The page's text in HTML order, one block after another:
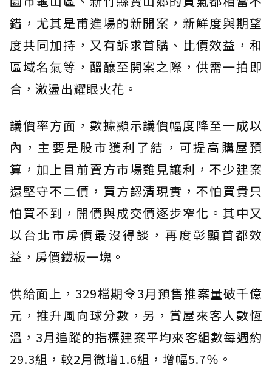
錯，尤其是甫進場的新開案，新鮮度與期望
度共同加持，又有訴求首購、比價效益，和
區域名氣等，醞釀至開案之際，供需一拍即
合，激盪出耀眼火花。
議價率方面，數據顯示議價幅度降至一成以
內，主要是股市獲利了結，可提高購屋預
算，加上目前賣方市場難見讓利，不少建案
還堅守不二價，買方認清現實，不怕買貴只
怕買不到，開價與成交價逐步窄化。其中又
以台北市房價最沒得談，再度彰顯首都效
益，房價鐵板一塊。
供給面上，329檔期令3月預售推案量破千億
元，推升風向球分數，另，賞屋來客人數恆
溫，3月追蹤的指標建案平均來客組數每週約
29.3組，較2月微增1.6組，增幅5.7％。